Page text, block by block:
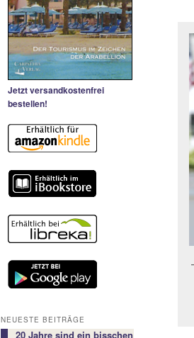
Jetzt versandkostenfrei
bestellen!
NEUESTE BEITRÄGE
20 Jahre sind ein bisschen